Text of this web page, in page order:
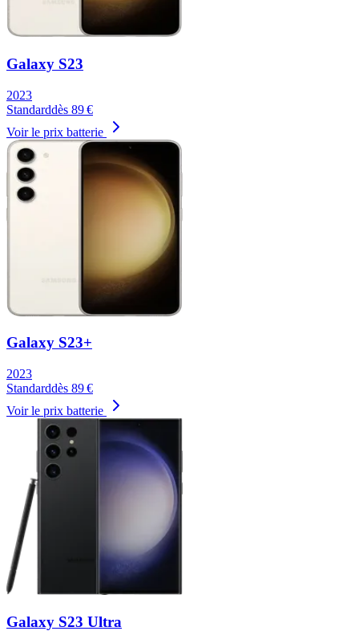
Galaxy S23
2023
Standarddès 89€
Voir le prix batterie
Galaxy S23+
2023
Standarddès 89€
Voir le prix batterie
Galaxy S23 Ultra